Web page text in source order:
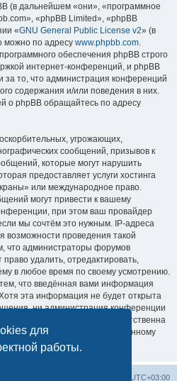
для
работы.
(в дальнейшем «они», «программное
«phpBB Limited», «phpBB
«GNU General Public License v2» (в
можно по адресу www.phpbb.com.
обеспечения phpBB строго
интернет-конференций, и phpBB
за то, что администрация конференций
содержания и/или поведения в них.
о phpBB обращайтесь по адресу
угрожающих,
сообщений, призывов к
которые могут нарушить
предоставляет услуги хостинга
или международное право.
могут привести к вашему
при этом ваш провайдер
мы сочтём это нужным. IP-адреса
возможности проведения такой
что администраторы форумов
удалить, отредактировать,
в любое время по своему усмотрению.
что введённая вами информация
эта информация не будет открыта
ни администрация конференции
Limited не может быть ответственна
привести к несанкционированному
UTC+03:00